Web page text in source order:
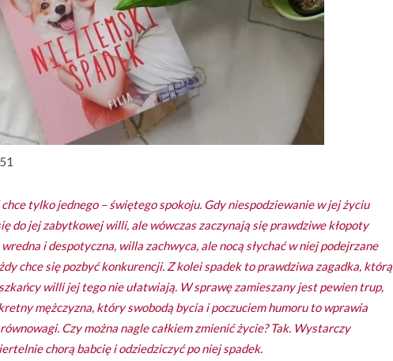
tylko jednego – świętego spokoju. Gdy niespodziewanie w jej życiu
do jej zabytkowej willi, ale wówczas zaczynają się prawdziwe kłopoty
i despotyczna, willa zachwyca, ale nocą słychać w niej podejrzane
chce się pozbyć konkurencji. Z kolei spadek to prawdziwa zagadka, którą
willi jej tego nie ułatwiają. W sprawę zamieszany jest pewien trup,
mężczyzna, który swobodą bycia i poczuciem humoru to wprawia
Czy można nagle całkiem zmienić życie? Tak. Wystarczy
chorą babcię i odziedziczyć po niej spadek.